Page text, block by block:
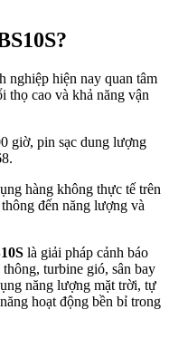
nghiệp hiện nay quan tâm
thọ cao và khả năng vận
giờ, pin sạc dung lượng
hàng không thực tế trên
đến năng lượng và
là giải pháp cảnh báo
turbine gió, sân bay
năng lượng mặt trời, tự
hoạt động bền bỉ trong